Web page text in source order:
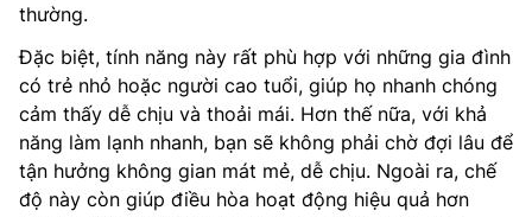
thường.
Đặc biệt, tính năng này rất phù hợp với những gia đình
có trẻ nhỏ hoặc người cao tuổi, giúp họ nhanh chóng
cảm thấy dễ chịu và thoải mái. Hơn thế nữa, với khả
năng làm lạnh nhanh, bạn sẽ không phải chờ đợi lâu để
tận hưởng không gian mát mẻ, dễ chịu. Ngoài ra, chế
độ này còn giúp điều hòa hoạt động hiệu quả hơn